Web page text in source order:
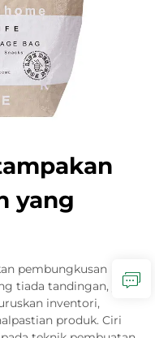
yang
pembungkusan
tiada tandingan, yang
inventori,
produk. Ciri